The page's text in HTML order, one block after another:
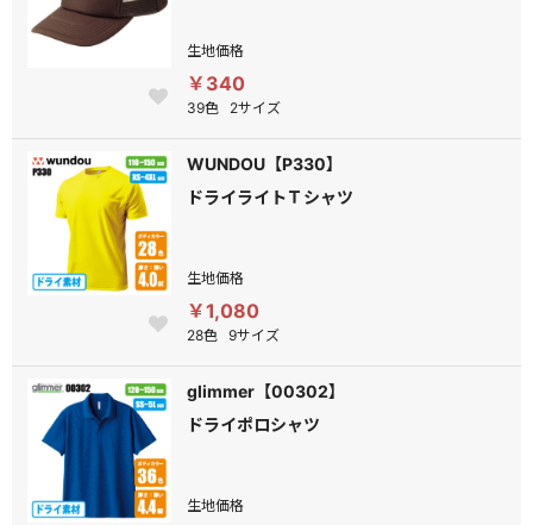
生地価格
￥340
39色 2サイズ
WUNDOU【P330】
ドライライトＴシャツ
生地価格
￥1,080
28色 9サイズ
glimmer【00302】
ドライポロシャツ
生地価格